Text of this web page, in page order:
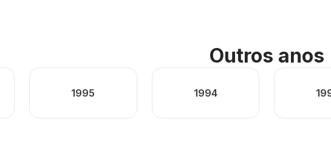
Outros anos
1995 1994